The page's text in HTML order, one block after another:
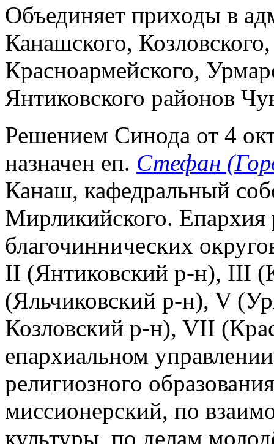
Объединяет приходы в
Канашского,
Красноармейского,
Янтиковского районов
Решением Синода от 4
назначен еп. Стефан
Канаш, кафедральный
Мирликийского. Епархия
благочиннических
II (Янтиковский р-н), III
(Яльчиковский р-н), V
Козловский р-н), VII
епархиальном
религиозного
миссионерский, по
культуры, по делам